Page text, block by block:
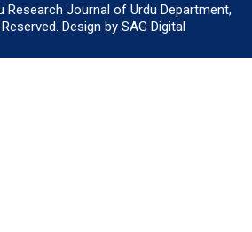
Research Journal of Urdu Department,
Design by SAG Digital